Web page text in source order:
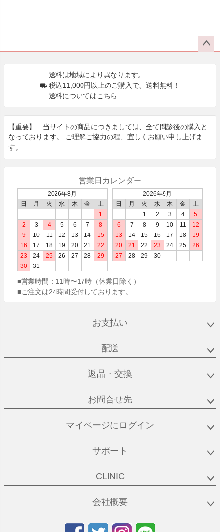
送料は地域により異なります。
税込11,000円以上のご購入で、送料無料！
送料についてはこちら
【重要】 当サイトの商品につきましては、全て問診後の購⼊と
なっております。 ご理解ご協⼒の程、宜しくお願い申し上げま
す。
営業日カレンダー
2026年8月
日
月 火 水 木 金
土
1
2
3 4 5 6 7
8
9
10 11 12 13 14
15
16
17 18 19 20 21
22
23
24 25 26 27 28
29
30
31
2026年9月
日
月 火 水 木 金
土
1
2 3 4
5
6
7 8 9 10 11
12
13
14 15 16 17 18
19
20
21 22 23 24 25
26
27
28 29 30
■営業時間： 11時〜17時（休業日除く）
■ご注文は24時間受付しております。
お支払い
配送
返品・交換
お問合せ先
マイページにログイン
サポート
CLINIC
会社概要